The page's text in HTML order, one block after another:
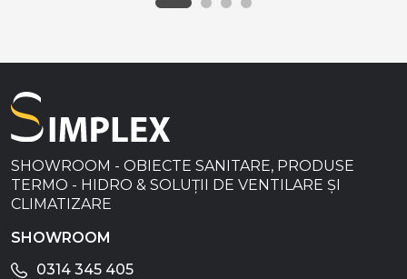
SHOWROOM - OBIECTE SANITARE, PRODUSE
TERMO - HIDRO & SOLUȚII DE VENTILARE ȘI
CLIMATIZARE
SHOWROOM
0314 345 405